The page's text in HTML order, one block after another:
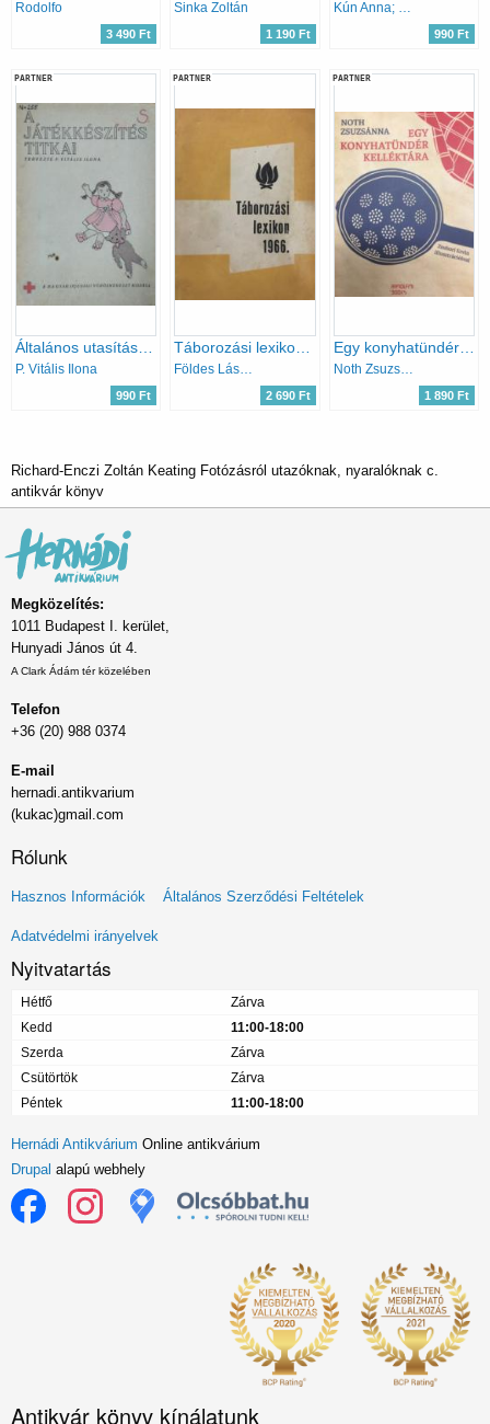
Rodolfo
3 490 Ft
Sinka Zoltán
1 190 Ft
Kún Anna; Békés Mária
990 Ft
PARTNER
P. Vitális Ilona
990 Ft
PARTNER
2 690 Ft
PARTNER
Egy konyhatündér kelléktára
Noth Zsuzsánna
1 890 Ft
Richard-Enczi Zoltán Keating Fotózásról utazóknak, nyaralóknak c.
antikvár könyv
Megközelítés:
1011 Budapest I. kerület,
Hunyadi János út 4.
A Clark Ádám tér közelében
Telefon
+36 (20) 988 0374
E-mail
hernadi.antikvarium
(kukac)gmail.com
Rólunk
Lábléc
menü
Hasznos Információk Általános Szerződési Feltételek
Adatvédelmi irányelvek
Nyitvatartás
Hétfő
Zárva
Kedd
11:00-18:00
Szerda
Zárva
Csütörtök
Zárva
Péntek
11:00-18:00
Hernádi Antikvárium Online antikvárium
Drupal alapú webhely
Antikvár könyv kínálatunk